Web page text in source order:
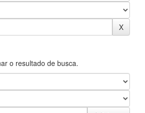
o resultado de busca.